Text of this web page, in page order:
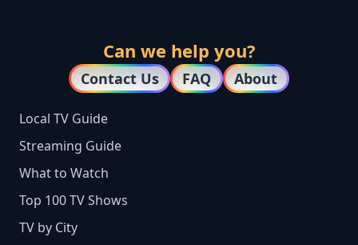
Can we help you?
Contact Us FAQ About
Local TV Guide
Streaming Guide
What to Watch
Top 100 TV Shows
TV by City